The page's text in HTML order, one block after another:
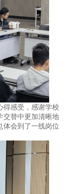
得感受，感谢学校
交替中更加清晰地
体会到了一线岗位